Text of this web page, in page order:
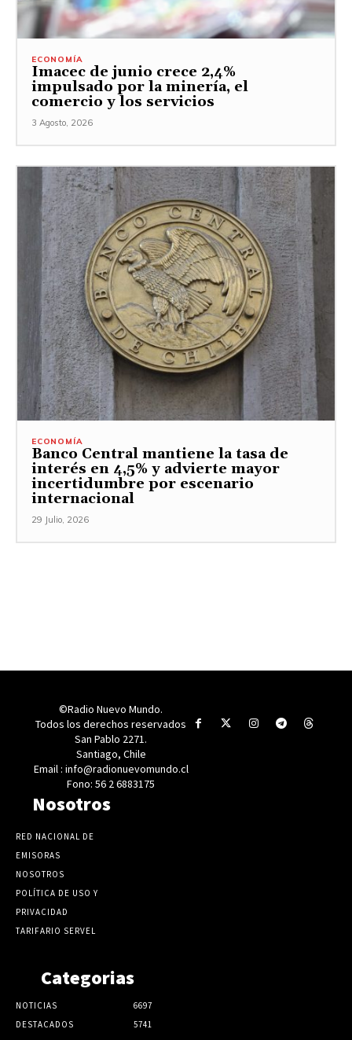
ECONOMÍA
Imacec de junio crece 2,4%
impulsado por la minería, el
comercio y los servicios
3 Agosto, 2026
ECONOMÍA
Banco Central mantiene la tasa de
interés en 4,5% y advierte mayor
incertidumbre por escenario
internacional
29 Julio, 2026
©Radio Nuevo Mundo.
Todos los derechos reservados
San Pablo 2271.
Santiago, Chile
Email : info@radionuevomundo.cl
Fono: 56 2 6883175
Nosotros
RED NACIONAL DE
EMISORAS
NOSOTROS
POLÍTICA DE USO Y
PRIVACIDAD
TARIFARIO SERVEL
Categorias
NOTICIAS
6697
DESTACADOS
5741